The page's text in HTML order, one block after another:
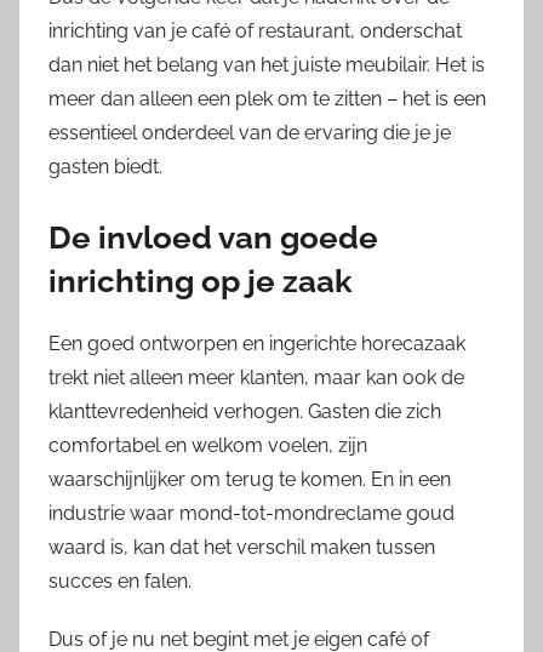
inrichting van je café of restaurant, onderschat
dan niet het belang van het juiste meubilair. Het is
meer dan alleen een plek om te zitten – het is een
essentieel onderdeel van de ervaring die je je
gasten biedt.
De invloed van goede
inrichting op je zaak
Een goed ontworpen en ingerichte horecazaak
trekt niet alleen meer klanten, maar kan ook de
klanttevredenheid verhogen. Gasten die zich
comfortabel en welkom voelen, zijn
waarschijnlijker om terug te komen. En in een
industrie waar mond-tot-mondreclame goud
waard is, kan dat het verschil maken tussen
succes en falen.
Dus of je nu net begint met je eigen café of